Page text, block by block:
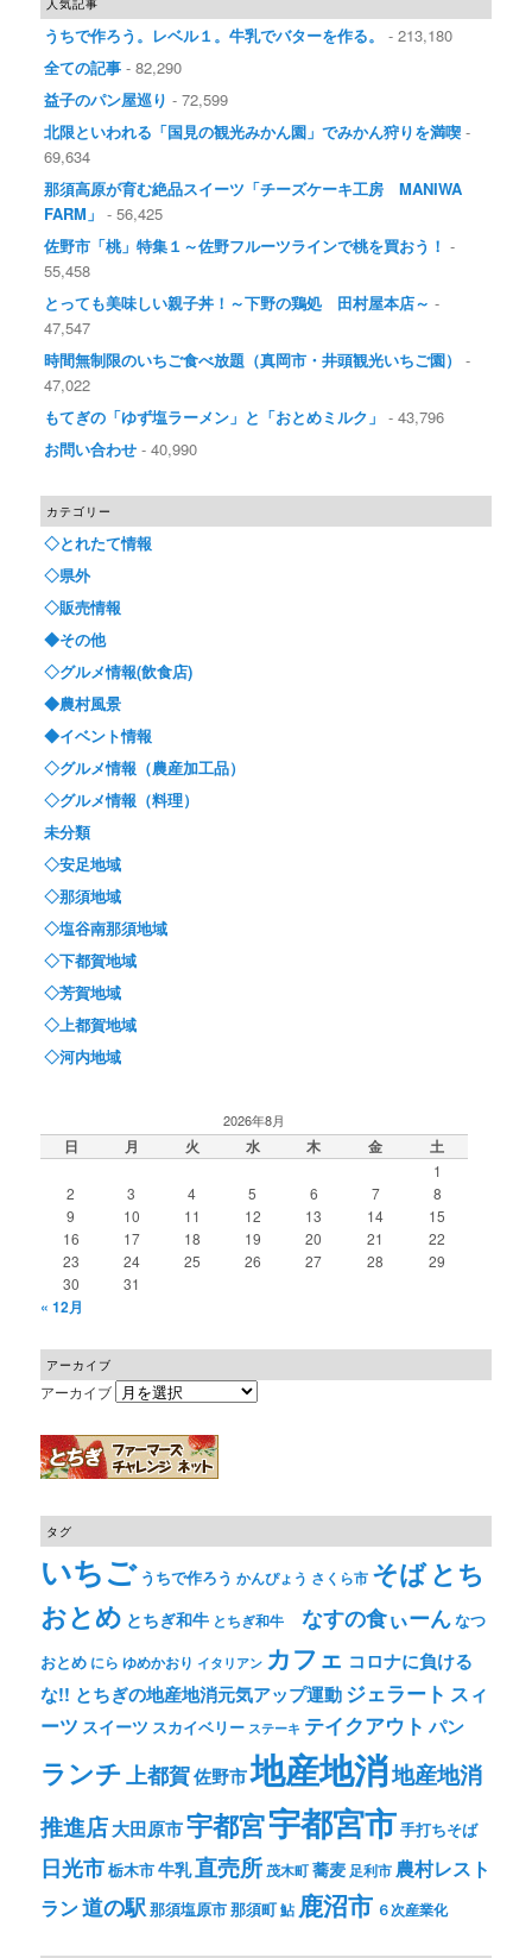
人気記事
うちで作ろう。レベル１。牛乳でバターを作る。
- 213,180
全ての記事 - 82,290
益子のパン屋巡り - 72,599
北限といわれる「国見の観光みかん園」でみかん狩りを満喫 -
69,634
那須高原が育む絶品スイーツ「チーズケーキ工房 MANIWA
FARM」 - 56,425
佐野市「桃」特集１～佐野フルーツラインで桃を買おう！ -
55,458
とっても美味しい親子丼！～下野の鶏処 田村屋本店～ -
47,547
時間無制限のいちご食べ放題（真岡市・井頭観光いちご園）
-
47,022
もてぎの「ゆず塩ラーメン」と「おとめミルク」 - 43,796
お問い合わせ - 40,990
カテゴリー
◇とれたて情報
◇県外
◇販売情報
◆その他
◇グルメ情報(飲食店)
◆農村風景
◆イベント情報
◇グルメ情報（農産加工品）
◇グルメ情報（料理）
未分類
◇安足地域
◇那須地域
◇塩谷南那須地域
◇下都賀地域
◇芳賀地域
◇上都賀地域
◇河内地域
2026年8月
日 月 火 水 木 金 土
1
2
3 4 5 6 7
8
9
10 11 12 13 14
15
16
17 18 19 20 21
22
23
24 25 26 27 28
29
30
31
« 12月
アーカイブ
アーカイブ
タグ
いちご うちで作ろう かんぴょう さくら市 そばとち
おとめ とちぎ和牛 とちぎ和牛 なすの食ぃーんなつ
おとめ にら ゆめかおり イタリアン カフェ コロナに負ける
な!! とちぎの地産地消元気アップ運動ジェラート スィ
ーツ スイーツ スカイベリー ステーキ テイクアウト パン
ランチ上都賀佐野市地産地消地産地消
推進店大田原市宇都宮宇都宮市手打ちそば
日光市栃木市牛乳直売所 茂木町蕎麦 足利市 農村レスト
ラン道の駅那須塩原市那須町鮎 鹿沼市 ６次産業化